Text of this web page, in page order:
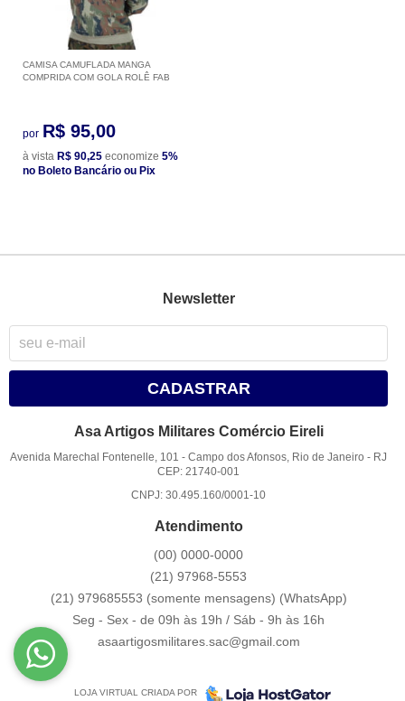
CAMISA CAMUFLADA MANGA
COMPRIDA COM GOLA ROLÊ FAB
por R$ 95,00
à vista R$ 90,25 economize 5%
no Boleto Bancário ou Pix
Newsletter
CADASTRAR
Asa Artigos Militares Comércio Eireli
Avenida Marechal Fontenelle, 101 -Campo dos Afonsos, Rio de Janeiro - RJ
CEP: 21740-001
CNPJ: 30.495.160/0001-10
Atendimento
(00) 0000-0000
(21) 97968-5553
(21) 979685553 (somente mensagens) (WhatsApp)
Seg - Sex - de 09h às 19h / Sáb - 9h às 16h
asaartigosmilitares.sac@gmail.com
LOJA VIRTUAL CRIADA POR